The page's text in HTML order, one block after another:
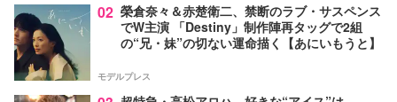
02 榮倉奈々＆赤楚衛二、禁断のラブ・サスペンス
でW主演 「Destiny」制作陣再タッグで2組
の“兄・妹”の切ない運命描く【あにいもうと】
モデルプレス